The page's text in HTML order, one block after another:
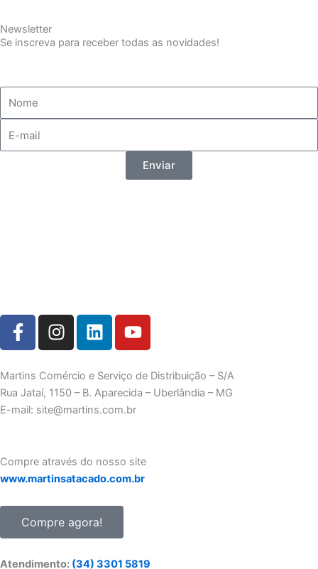
Newsletter
Se inscreva para receber todas as novidades!
Enviar
F
a
e
b
o
-
f
I
n
t
a
g
m
L
i
k
e
d
Y
o
t
u
b
Martins Comércio e Serviço de Distribuição – S/A
Rua Jataí, 1150 – B. Aparecida – Uberlândia – MG
E-mail: site@martins.com.br
Compre através do nosso site
www.martinsatacado.com.br
Compre agora!
Atendimento: (34) 3301 5819